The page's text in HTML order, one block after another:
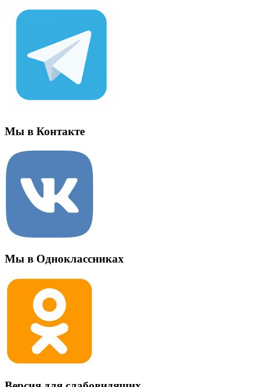
Мы в Контакте
Мы в Одноклассниках